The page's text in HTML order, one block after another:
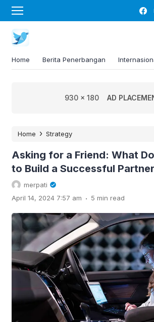
Home Berita Penerbangan
930 x 180 AD
Home › Strategy
Asking for a Friend: What
to Build a Successful
merpati
April 14, 2024 7:57 am . 5 min read